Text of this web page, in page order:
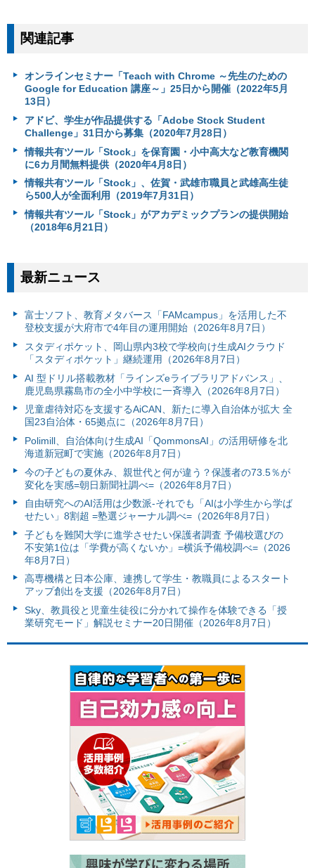
関連記事
オンラインセミナー「Teach with Chrome ～先生のための
Google for Education 講座～」25日から開催（2022年5月
13日）
アドビ、学生が作品提供する「Adobe Stock Student
Challenge」31日から募集（2020年7月28日）
情報共有ツール「Stock」を保育園・小中高大など教育機関
に6カ月間無料提供（2020年4月8日）
情報共有ツール「Stock」、佐賀・武雄市職員と武雄高生徒
ら500人が全面利用（2019年7月31日）
情報共有ツール「Stock」がアカデミックプランの提供開始
（2018年6月21日）
最新ニュース
富⼠ソフト、教育メタバース「FAMcampus」を活用した不
登校支援が大府市で4年目の運用開始（2026年8月7日）
スタディポケット、岡山県内3校で学校向け生成AIクラウド
「スタディポケット」継続運用（2026年8月7日）
AI 型ドリル搭載教材「ラインズeライブラリアドバンス」、
鹿児島県霧島市の全小中学校に一斉導入（2026年8月7日）
児童虐待対応を支援するAiCAN、新たに導入自治体が拡大 全
国23自治体・65拠点に（2026年8月7日）
Polimill、自治体向け生成AI「QommonsAI」の活用研修を北
海道新冠町で実施（2026年8月7日）
今の子どもの夏休み、親世代と何が違う？保護者の73.5％が
変化を実感=朝日新聞社調べ=（2026年8月7日）
自由研究へのAI活用は少数派-それでも「AIは小学生から学ば
せたい」8割超 =塾選ジャーナル調べ=（2026年8月7日）
子どもを難関大学に進学させたい保護者調査 予備校選びの
不安第1位は「学費が高くないか」=横浜予備校調べ=（2026
年8月7日）
高専機構と日本公庫、連携して学生・教職員によるスタート
アップ創出を支援（2026年8月7日）
Sky、教員役と児童生徒役に分かれて操作を体験できる「授
業研究モード」解説セミナー20日開催（2026年8月7日）